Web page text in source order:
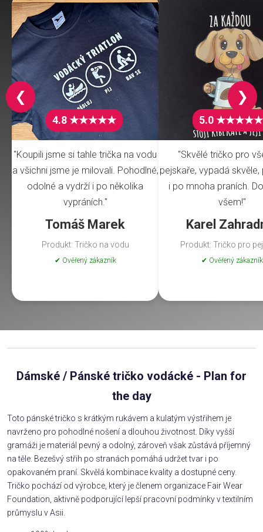
4.8 ★★★★★
"Koupili jsme si tahle trička na vodu
a všichni jsme je milovali. Pohodlné,
odolné a vydrží i po několika
vypráních."
Tomáš Marek
Produkt: Tričko na vodu
✔ Ověřený zákazník
5.0 ★★★★★
"Skvělé tričko pro
pejskaře, vypadá
i po mnoha praních.
všem!"
Karel
Produkt: Tričko pro
✔ Ověřený zákazník
❮ ❯
Dámské / Pánské tričko vodácké - Plan for
the day
Toto pánské tričko s krátkým rukávem a kulatým výstřihem je
navrženo pro pohodlné nošení a dlouhou životnost. Díky vyšší
gramáži je materiál pevný a odolný, zároveň však zůstává příjemný
na těle. Bezešvý střih po stranách pomáhá udržet tvar i po
opakovaném praní. Skvělá kombinace kvality a dostupné ceny.
Tričko pochází od výrobce, který je členem organizace Fair Wear
Foundation, aktivně podporující lepší pracovní podmínky v textilním
průmyslu v Asii.